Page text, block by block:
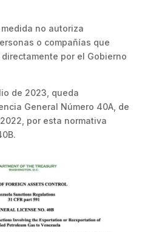
no autoriza
o compañías que
por el Gobierno
de 2023, queda
General Número 40A, de
por esta normativa